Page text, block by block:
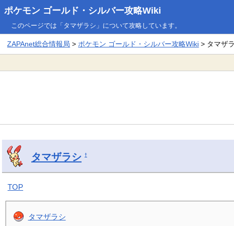
ポケモン ゴールド・シルバー攻略Wiki
このページでは「タマザラシ」について攻略しています。
ZAPAnet総合情報局 >ポケモン ゴールド・シルバー攻略Wiki > タマザ
タマザラシ †
TOP
タマザラシ